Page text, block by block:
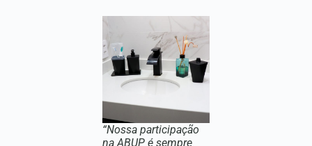
“Nossa participação
na ABUP é sempre